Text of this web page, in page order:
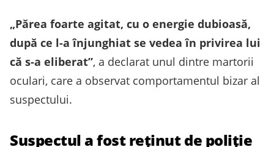
„Părea foarte agitat, cu o energie dubioasă,
după ce l-a înjunghiat se vedea în privirea lui
că s-a eliberat”, a declarat unul dintre martorii
oculari, care a observat comportamentul bizar al
suspectului.
Suspectul a fost reținut de poliție